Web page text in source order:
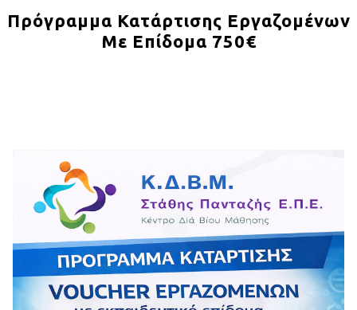
Πρόγραμμα Κατάρτισης Εργαζομένων
Με Επίδομα 750€